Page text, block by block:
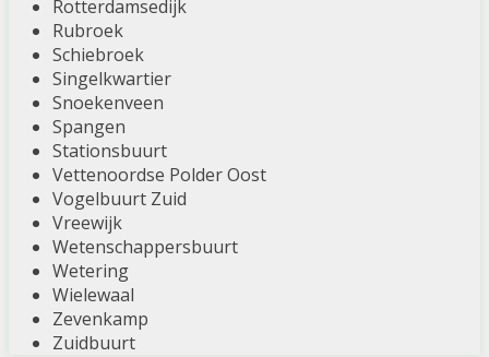
Rotterdamsedijk
Rubroek
Schiebroek
Singelkwartier
Snoekenveen
Spangen
Stationsbuurt
Vettenoordse Polder Oost
Vogelbuurt Zuid
Vreewijk
Wetenschappersbuurt
Wetering
Wielewaal
Zevenkamp
Zuidbuurt